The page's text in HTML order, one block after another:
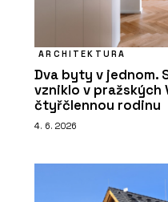
ARCHITEKTURA
Dva byty v jednom.
vzniklo v pražských
čtyřčlennou rodinu
4. 6. 2026